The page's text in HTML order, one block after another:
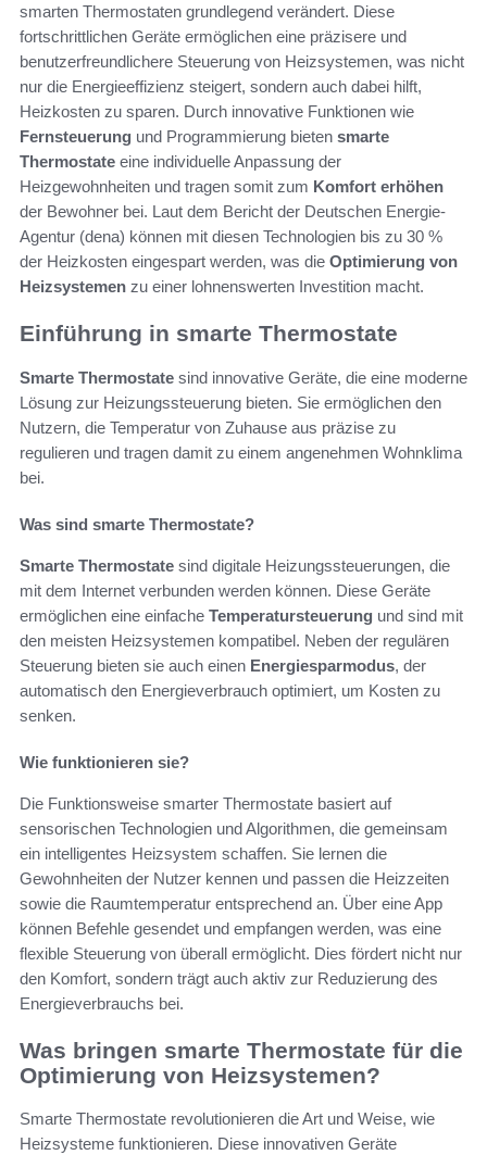
smarten Thermostaten grundlegend verändert. Diese
fortschrittlichen Geräte ermöglichen eine präzisere und
benutzerfreundlichere Steuerung von Heizsystemen, was nicht
nur die Energieeffizienz steigert, sondern auch dabei hilft,
Heizkosten zu sparen. Durch innovative Funktionen wie
Fernsteuerung und Programmierung bieten smarte
Thermostate eine individuelle Anpassung der
Heizgewohnheiten und tragen somit zum Komfort erhöhen
der Bewohner bei. Laut dem Bericht der Deutschen Energie-
Agentur (dena) können mit diesen Technologien bis zu 30 %
der Heizkosten eingespart werden, was die Optimierung von
Heizsystemen zu einer lohnenswerten Investition macht.
Einführung in smarte Thermostate
Smarte Thermostate sind innovative Geräte, die eine moderne
Lösung zur Heizungssteuerung bieten. Sie ermöglichen den
Nutzern, die Temperatur von Zuhause aus präzise zu
regulieren und tragen damit zu einem angenehmen Wohnklima
bei.
Was sind smarte Thermostate?
Smarte Thermostate sind digitale Heizungssteuerungen, die
mit dem Internet verbunden werden können. Diese Geräte
ermöglichen eine einfache Temperatursteuerung und sind mit
den meisten Heizsystemen kompatibel. Neben der regulären
Steuerung bieten sie auch einen Energiesparmodus, der
automatisch den Energieverbrauch optimiert, um Kosten zu
senken.
Wie funktionieren sie?
Die Funktionsweise smarter Thermostate basiert auf
sensorischen Technologien und Algorithmen, die gemeinsam
ein intelligentes Heizsystem schaffen. Sie lernen die
Gewohnheiten der Nutzer kennen und passen die Heizzeiten
sowie die Raumtemperatur entsprechend an. Über eine App
können Befehle gesendet und empfangen werden, was eine
flexible Steuerung von überall ermöglicht. Dies fördert nicht nur
den Komfort, sondern trägt auch aktiv zur Reduzierung des
Energieverbrauchs bei.
Was bringen smarte Thermostate für die
Optimierung von Heizsystemen?
Smarte Thermostate revolutionieren die Art und Weise, wie
Heizsysteme funktionieren. Diese innovativen Geräte